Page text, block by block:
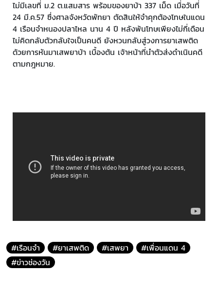
ไม่มีเลขที่ ม.2 ต.แสมสาร พร้อมของยาบ้า 337 เม็ด เมื่อวันที่
24 มี.ค.57 ซึ่งศาลจังหวัดพัทยา ตัดสินให้จำคุกต้องโทษในแดน
4 เรือนจำหนองปลาไหล นาน 4 ปี หลังพ้นโทษเพียงไม่กี่เดือน
ไม่คิดกลับตัวกลับใจเป็นคนดี ยังหวนกลับสู่วงการยาเสพติด
ด้วยการหันมาเสพยาบ้า เบื้องต้น เจ้าหน้าที่นำตัวส่งดำเนินคดี
ตามกฎหมาย.
#เรือนจำ #ยาเสพติด #เสพยา
#เพื่อนแดน 4
#ข่าวช่องวัน